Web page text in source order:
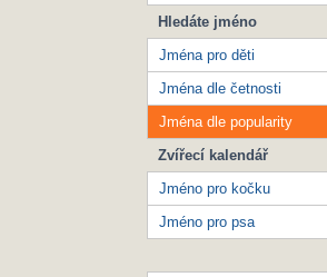
Hledáte jméno
Jména pro děti
Jména dle četnosti
Jména dle popularity
Zvířecí kalendář
Jméno pro kočku
Jméno pro psa